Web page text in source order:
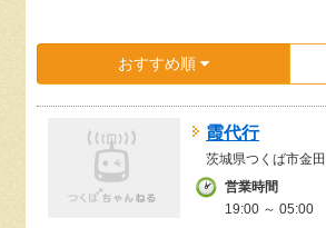
おすすめ順
霞代行
茨城県つくば市金
営業時間
19:00 ～ 05:00